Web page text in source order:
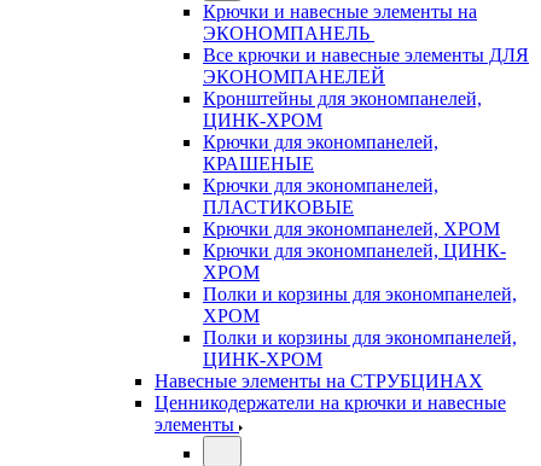
Крючки и навесные элементы на
ЭКОНОМПАНЕЛЬ
Все крючки и навесные элементы ДЛЯ
ЭКОНОМПАНЕЛЕЙ
Кронштейны для экономпанелей,
ЦИНК-ХРОМ
Крючки для экономпанелей,
КРАШЕНЫЕ
Крючки для экономпанелей,
ПЛАСТИКОВЫЕ
Крючки для экономпанелей, ХРОМ
Крючки для экономпанелей, ЦИНК-
ХРОМ
Полки и корзины для экономпанелей,
ХРОМ
Полки и корзины для экономпанелей,
ЦИНК-ХРОМ
Навесные элементы на СТРУБЦИНАХ
Ценникодержатели на крючки и навесные
элементы